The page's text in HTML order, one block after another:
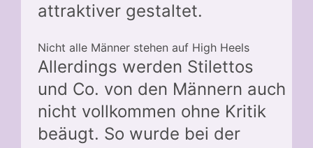
attraktiver gestaltet.
Nicht alle Männer stehen auf High Heels
Allerdings werden Stilettos
und Co. von den Männern auch
nicht vollkommen ohne Kritik
beäugt. So wurde bei der